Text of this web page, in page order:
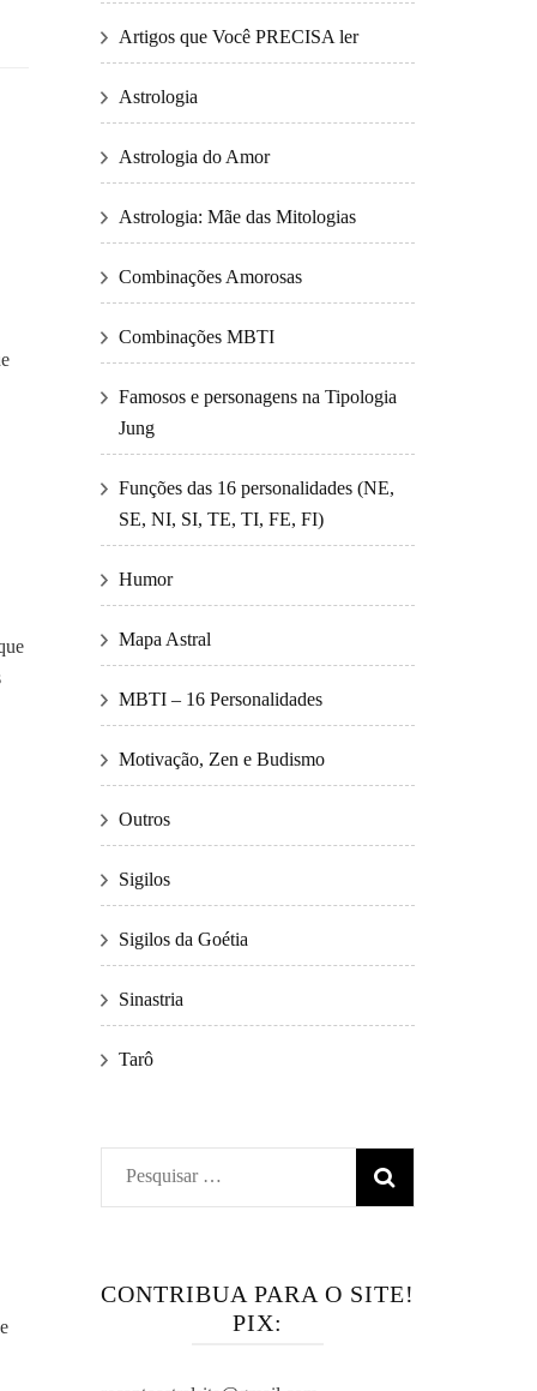
Artigos que Você PRECISA ler
Astrologia
Astrologia do Amor
Astrologia: Mãe das Mitologias
Combinações Amorosas
Combinações MBTI
Famosos e personagens na Tipologia
Jung
Funções das 16 personalidades (NE,
SE, NI, SI, TE, TI, FE, FI)
Humor
Mapa Astral
MBTI – 16 Personalidades
Motivação, Zen e Budismo
Outros
Sigilos
Sigilos da Goétia
Sinastria
Tarô
Pesquisar
por:
CONTRIBUA PARA O SITE!
PIX: